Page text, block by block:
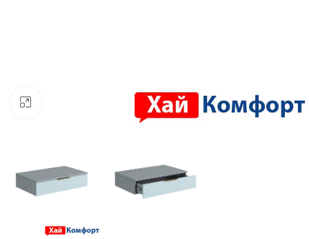
нажмите для увеличения